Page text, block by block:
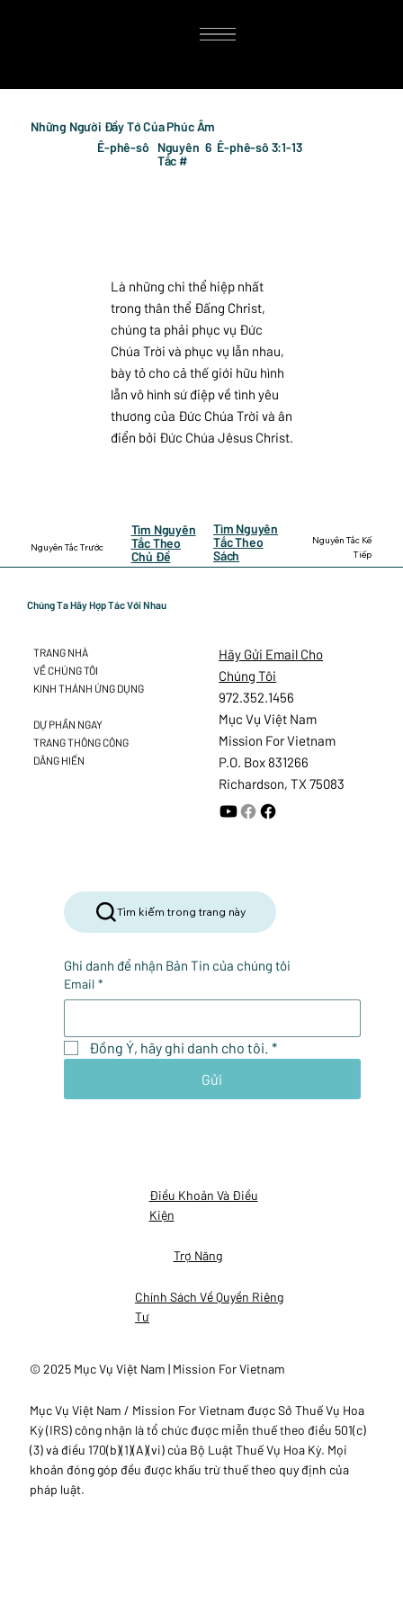
Nguyên Tắc Trước
Tìm Nguyên
Tắc Theo
Chủ Đề
Tìm Nguyên
Tắc Theo
Sách
Nguyên Tắc Kế
Tiếp
Những Người Đầy Tớ Của Phúc Âm
Ê-phê-sô
Nguyên
Tắc #
6 Ê-phê-sô 3:1-13
Là những chi thể hiệp nhất
trong thân thể Đấng Christ,
chúng ta phải phục vụ Đức
Chúa Trời và phục vụ lẫn nhau,
bày tỏ cho cả thế giới hữu hình
lẫn vô hình sứ điệp về tình yêu
thương của Đức Chúa Trời và ân
điển bởi Đức Chúa Jêsus Christ.
Chúng Ta Hãy Hợp Tác Với Nhau
Điều Khoản Và Điều
Kiện
Trợ Năng
Chính Sách Về Quyền Riêng
Tư
© 2025 Mục Vụ Việt Nam | Mission For Vietnam
Mục Vụ Việt Nam / Mission For Vietnam được Sở Thuế Vụ Hoa
Kỳ (IRS) công nhận là tổ chức được miễn thuế theo điều 501(c)
(3) và điều 170(b)(1)(A)(vi) của Bộ Luật Thuế Vụ Hoa Kỳ. Mọi
khoản đóng góp đều được khấu trừ thuế theo quy định của
pháp luật.
Tìm kiếm trong trang này
Ghi danh để nhận Bản Tin của chúng tôi
Email *
Đồng Ý, hãy ghi danh cho tôi. *
Gửi
Hãy Gửi Email Cho
Chúng Tôi
972.352.1456
Mục Vụ Việt Nam
Mission For Vietnam
P.O. Box 831266
Richardson, TX 75083
TRANG NHÀ
VỀ CHÚNG TÔI
KINH THÁNH ỨNG DỤNG
DỰ PHẦN NGAY
TRANG THÔNG CÔNG
DÂNG HIẾN